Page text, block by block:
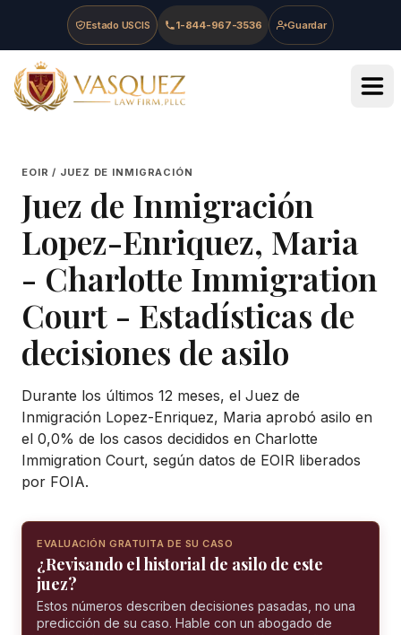
Skip to main content
Skip to navigation
Skip to footer
Estado USCIS 1-844-967-3536 Guardar
Vasquez Law Firm - Home
EOIR / JUEZ DE INMIGRACIÓN
Juez de Inmigración
Lopez-Enriquez, Maria
- Charlotte Immigration
Court - Estadísticas de
decisiones de asilo
Durante los últimos 12 meses, el Juez de
Inmigración Lopez-Enriquez, Maria aprobó asilo en
el 0,0% de los casos decididos en Charlotte
Immigration Court, según datos de EOIR liberados
por FOIA.
EVALUACIÓN GRATUITA DE SU CASO
¿Revisando el historial de asilo de este
juez?
Estos números describen decisiones pasadas, no una
predicción de su caso. Hable con un abogado de